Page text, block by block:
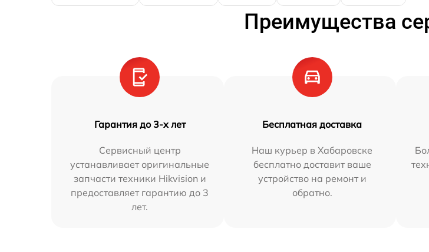
Преимущества
Гарантия до 3-х лет
Сервисный центр
устанавливает оригинальные
запчасти техники Hikvision и
предоставляет гарантию до 3
лет.
Бесплатная доставка
Наш курьер в Хабаровске
бесплатно доставит ваше
устройство на ремонт и
обратно.